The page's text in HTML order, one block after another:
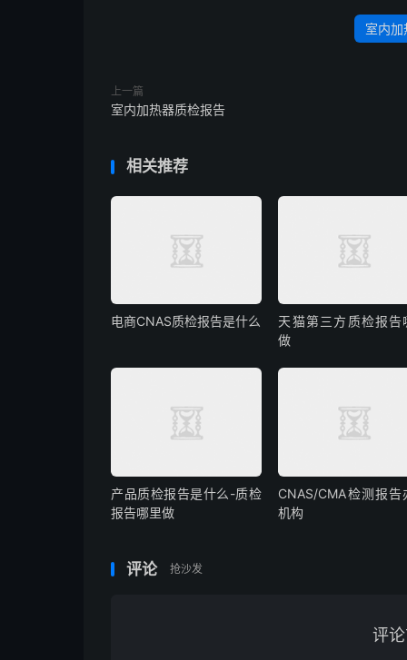
室内加
上一篇
室内加热器质检报告
相关推荐
电商CNAS质检报告是什么
天猫第三方质检报告
做
产品质检报告是什么-质检
报告哪里做
CNAS/CMA检测报告
机构
评论 抢沙发
评